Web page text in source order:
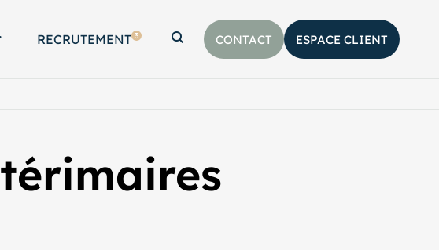
RECRUTEMENT 3
Afficher la barre de recherche
CONTACT ESPACE CLIENT